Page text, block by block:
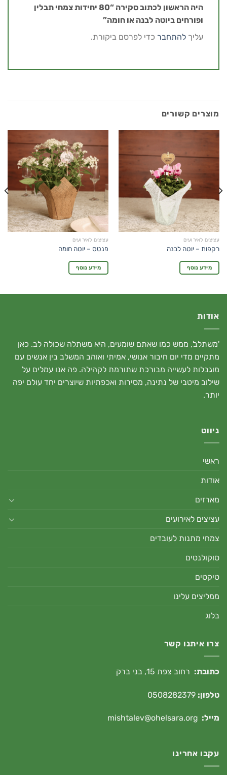
היה הראשון לכתוב סקירה “80 יחידות צמחי תבלין
ופורחים ביוטה לבנה או חומה”
עליך להתחבר כדי לפרסם ביקורת.
מוצרים קשורים
עציצים לאירועים
רקפות – יוטה לבנה
מידע נוסף
עציצים לאירועים
פנטס – יוטה חומה
מידע נוסף
אודות
'משתלב', ממש כמו שאתם שומעים, היא משתלה שכולה לב. כאן
מתקיים מדי יום חיבור אנושי, אמיתי ואוהב המשלב בין אנשים עם
מוגבלות לעשייה מבורכת שתורמת לקהילה. פה אנו עמלים על
שילוב מיטבי של נתינה, מסירות ואכפתיות שיוצרים יחד עולם יפה
יותר.
ניווט
ראשי
אודות
מארזים
עציצים לאירועים
צמחי מתנות לעובדים
סוקולנטים
טיקטים
ממליצים עלינו
בלוג
צרו איתנו קשר
כתובת: רחוב צפת 15, בני ברק
טלפון:
מייל: mishtalev@ohelsara.org
עקבו אחרינו